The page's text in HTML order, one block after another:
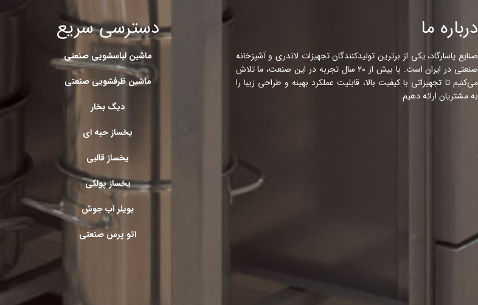
درباره ما
صنایع پاسارگاد، یکی از برترین تولیدکنندگان تجهیزات لاندری و آشپزخانه
صنعتی در ایران است. با بیش از ۲۰ سال تجربه در این صنعت، ما تلاش
می‌کنیم تا تجهیزاتی با کیفیت بالا، قابلیت عملکرد بهینه و طراحی زیبا را
به مشتریان ارائه دهیم.
دسترسی سریع
ماشین لباسشویی صنعتی
ماشین ظرفشویی صنعتی
دیگ بخار
یخساز حبه ای
یخساز قالبی
یخساز پولکی
بویلر آب جوش
اتو پرس صنعتی